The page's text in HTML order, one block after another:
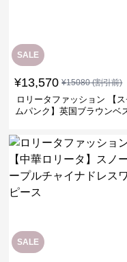
SALE
¥13,570 ¥15080(割引前)
ロリータファッション 【
ムパンク】英国ブラウンベ
SALE